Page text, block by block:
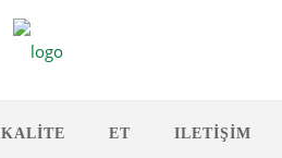
KALITE ET ILETIŞIM